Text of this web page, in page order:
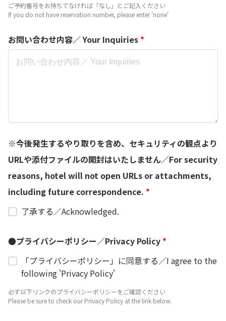
ご予約番号をお持ちでなければ「なし」とご記入ください
If you do not have reservation number, please enter 'none'
お問い合わせ内容／ Your Inquiries *
※今後発生するやり取りを含め、セキュリティの観点より
URLや添付ファイルの開封はいたしません／For security
reasons, hotel will not open URLs or attachments,
including future correspondence. *
了承する／Acknowledged.
●プライバシーポリシー／Privacy Policy *
「プライバシーポリシー」に同意する／I agree to the
following 'Privacy Policy'
必ず以下リンクのプライバシーポリシーをご確認ください
Please be sure to check our Privacy Policy at the link below.